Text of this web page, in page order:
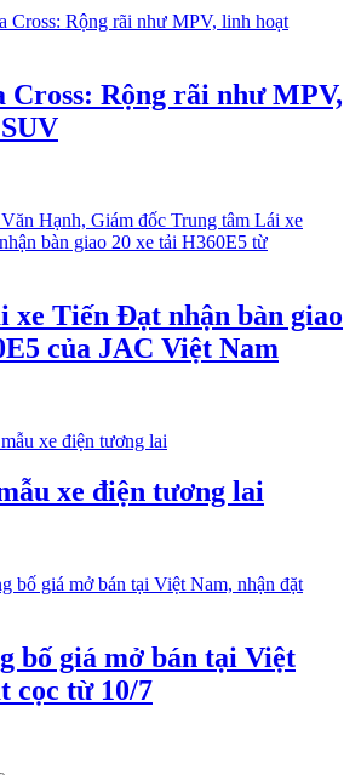
Cross: Rộng rãi như MPV,
xe Tiến Đạt nhận bàn giao
của JAC Việt Nam
xe điện tương lai
bố giá mở bán tại Việt
cọc từ 10/7